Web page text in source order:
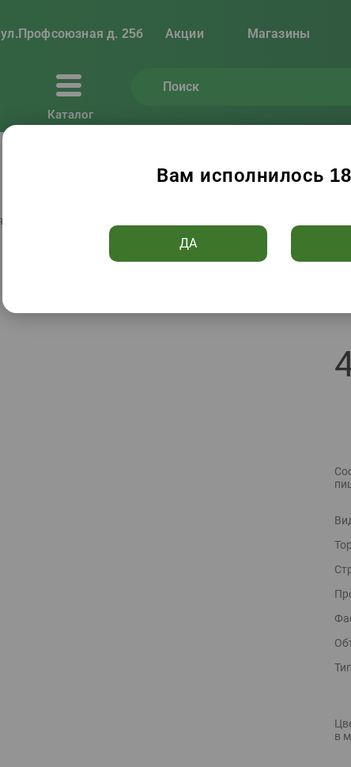
ул.Профсоюзная д. 25б Акции Магазины
Каталог
Водка Домашняя для Друзей 40% 0.5л
в
Вам исполнилось
ДА